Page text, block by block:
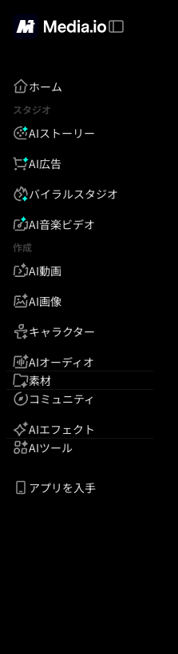
ホーム
スタジオ
AIストーリー
AI広告
バイラルスタジオ
AI音楽ビデオ
作成
AI動画
AI画像
キャラクター
AIオーディオ
素材
コミュニティ
AIエフェクト
AIツール
アプリを入手